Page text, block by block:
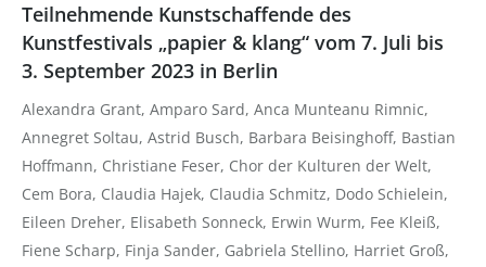
Teilnehmende Kunstschaffende des
Kunstfestivals „papier & klang“ vom 7. Juli bis
3. September 2023 in Berlin
Alexandra Grant, Amparo Sard, Anca Munteanu Rimnic,
Annegret Soltau, Astrid Busch, Barbara Beisinghoff, Bastian
Hoffmann, Christiane Feser, Chor der Kulturen der Welt,
Cem Bora, Claudia Hajek, Claudia Schmitz, Dodo Schielein,
Eileen Dreher, Elisabeth Sonneck, Erwin Wurm, Fee Kleiß,
Fiene Scharp, Finja Sander, Gabriela Stellino, Harriet Groß,